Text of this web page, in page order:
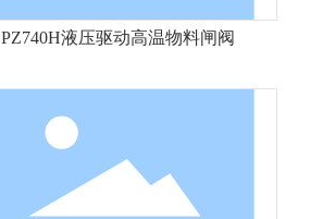
PZ740H液压驱动高温物料闸阀